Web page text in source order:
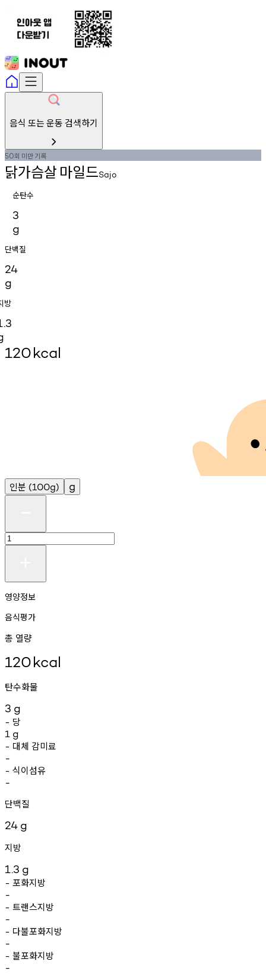
음식 또는 운동 검색하기
50회 미만기록
닭가슴살 마일드Sajo
순탄수
3
g
단백질
24
g
방
120kcal
인분 (100g) g
영양정보
음식평가
총 열량
120kcal
탄수화물
3 g
- 당
1 g
- 대체 감미료
-
- 식이섬유
-
단백질
24 g
지방
1.3 g
- 포화지방
-
- 트랜스지방
-
- 다불포화지방
-
- 불포화지방
-